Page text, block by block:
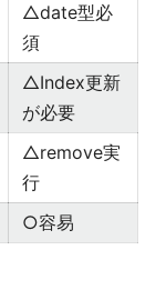
△date型必
須
△Index更新
が必要
△remove実
行
○容易